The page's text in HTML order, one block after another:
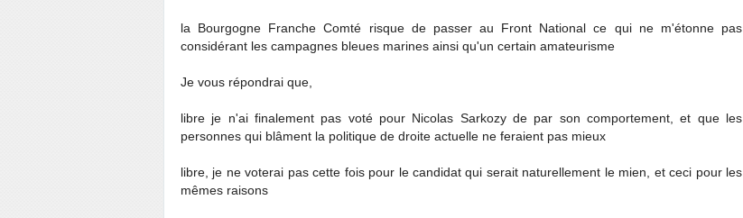
la Bourgogne Franche Comté risque de passer au Front National ce qui ne m'étonne pas
considérant les campagnes bleues marines ainsi qu'un certain amateurisme
Je vous répondrai que,
libre je n'ai finalement pas voté pour Nicolas Sarkozy de par son comportement, et que les
personnes qui blâment la politique de droite actuelle ne feraient pas mieux
libre, je ne voterai pas cette fois pour le candidat qui serait naturellement le mien, et ceci pour les
mêmes raisons